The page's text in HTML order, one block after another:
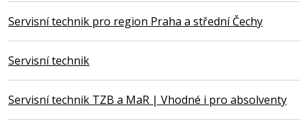
Servisní technik pro region Praha a střední Čechy
Servisní technik
Servisní technik TZB a MaR | Vhodné i pro absolventy